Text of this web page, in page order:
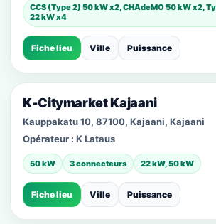
CCS (Type 2) 50 kW x2, CHAdeMO 50 kW x2,
22 kW x4
Fiche lieu Ville Puissance
K-Citymarket Kajaani
Kauppakatu 10, 87100, Kajaani, Kajaani
Opérateur : K Lataus
50 kW 3 connecteurs 22 kW, 50 kW
Fiche lieu Ville Puissance